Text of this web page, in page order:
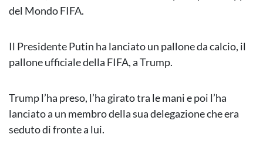
del Mondo FIFA.
Il Presidente Putin ha lanciato un pallone da calcio, il
pallone ufficiale della FIFA, a Trump.
Trump l’ha preso, l’ha girato tra le mani e poi l’ha
lanciato a un membro della sua delegazione che era
seduto di fronte a lui.